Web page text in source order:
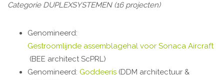
Categorie DUPLEXSYSTEMEN (16 projecten)
Genomineerd:
Gestroomlijnde assemblagehal voor Sonaca Aircraft
(BEE architect ScPRL)
Genomineerd: Goddeeris (DDM architectuur &